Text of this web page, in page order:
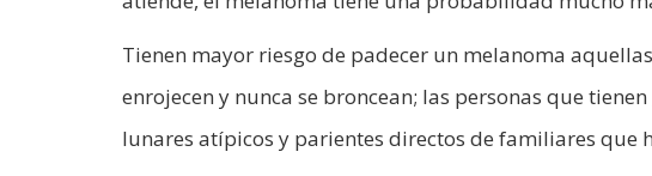
Tienen mayor riesgo de padecer un melanoma
enrojecen y nunca se broncean; las personas que
lunares atípicos y parientes directos de familiares que